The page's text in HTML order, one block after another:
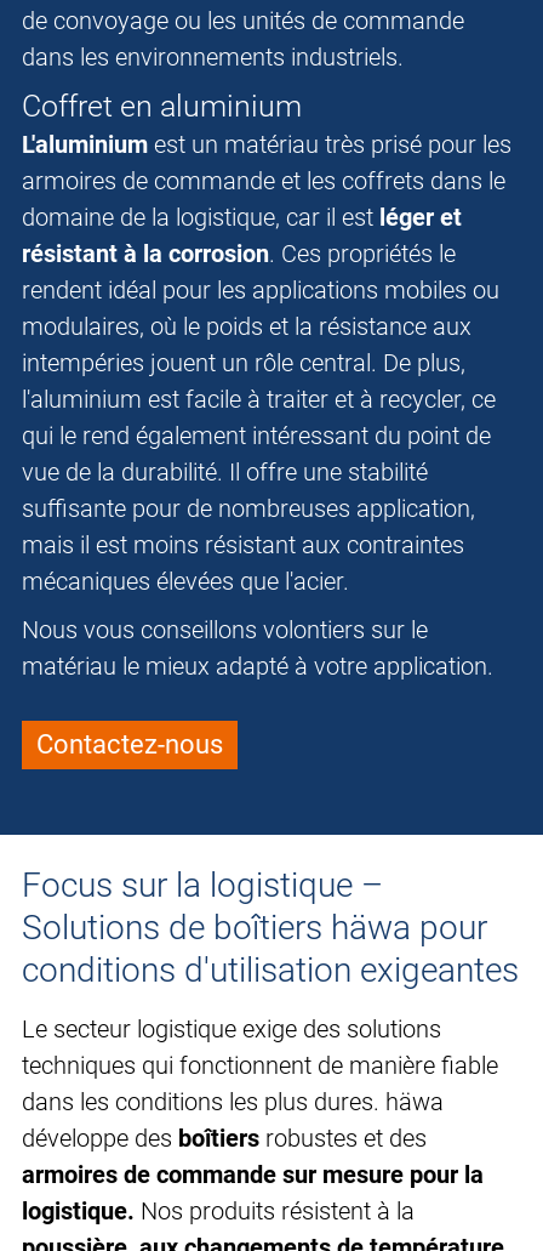
de convoyage ou les unités de commande
dans les environnements industriels.
Coffret en aluminium
L'aluminium est un matériau très prisé pour les
armoires de commande et les coffrets dans le
domaine de la logistique, car il est léger et
résistant à la corrosion. Ces propriétés le
rendent idéal pour les applications mobiles ou
modulaires, où le poids et la résistance aux
intempéries jouent un rôle central. De plus,
l'aluminium est facile à traiter et à recycler, ce
qui le rend également intéressant du point de
vue de la durabilité. Il offre une stabilité
suffisante pour de nombreuses application,
mais il est moins résistant aux contraintes
mécaniques élevées que l'acier.
Nous vous conseillons volontiers sur le
matériau le mieux adapté à votre application.
Contactez-nous
Focus sur la logistique –
Solutions de boîtiers häwa pour
conditions d'utilisation exigeantes
Le secteur logistique exige des solutions
techniques qui fonctionnent de manière fiable
dans les conditions les plus dures. häwa
développe des boîtiers robustes et des
armoires de commande sur mesure pour la
logistique. Nos produits résistent à la